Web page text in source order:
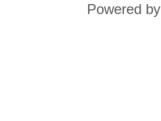
Powered by